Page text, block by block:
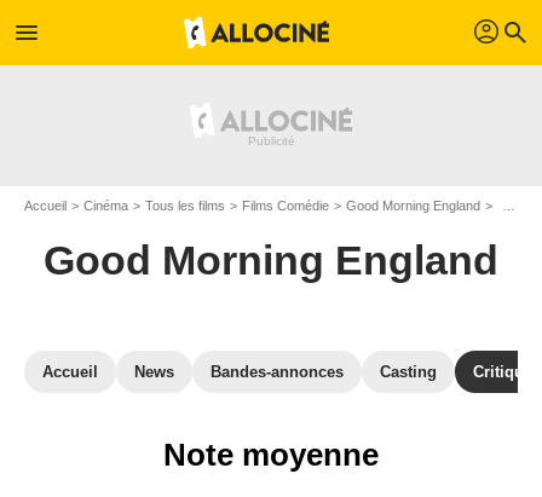
menu profil search
Accueil Cinéma Tous les films Films Comédie Good Morning England
Good Morning England
Accueil News Bandes-annonces Casting
Note moyenne